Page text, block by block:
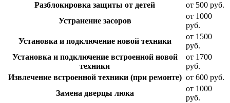
Разблокировка защиты от детей
от 500 руб.
Устранение засоров
от 1000
руб.
Установка и подключение новой техники
от 1500
руб.
Установка и подключение встроенной новой
техники
от 1700
руб.
Извлечение встроенной техники (при ремонте) от 600 руб.
Замена дверцы люка
от 1000
руб.